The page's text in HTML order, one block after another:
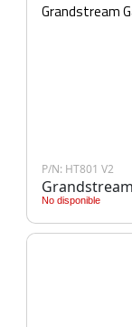
Grandstream
P/N: HT801 V2
Grandstream
No disponible